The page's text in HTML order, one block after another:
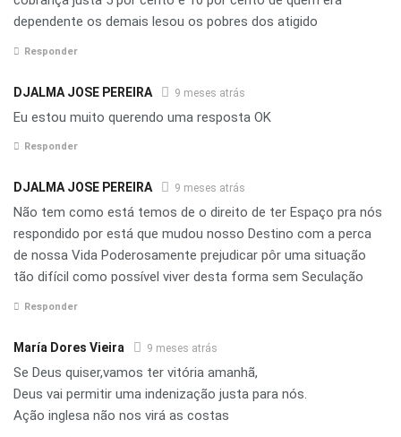
dependente os demais lesou os pobres dos atigido
Responder
DJALMA JOSE PEREIRA 9 meses atrás
Eu estou muito querendo uma resposta OK
Responder
DJALMA JOSE PEREIRA 9 meses atrás
Não tem como está temos de o direito de ter Espaço pra nós
respondido por está que mudou nosso Destino com a perca
de nossa Vida Poderosamente prejudicar pôr uma situação
tão difícil como possível viver desta forma sem Seculação
Responder
María Dores Vieira 9 meses atrás
Se Deus quiser,vamos ter vitória amanhã,
Deus vai permitir uma indenização justa para nós.
Ação inglesa não nos virá as costas